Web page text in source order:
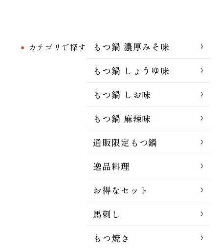
カテゴリで探す
もつ鍋 濃厚みそ味
もつ鍋 しょうゆ味
もつ鍋 しお味
もつ鍋 麻辣味
通販限定もつ鍋
逸品料理
お得なセット
馬刺し
もつ焼き